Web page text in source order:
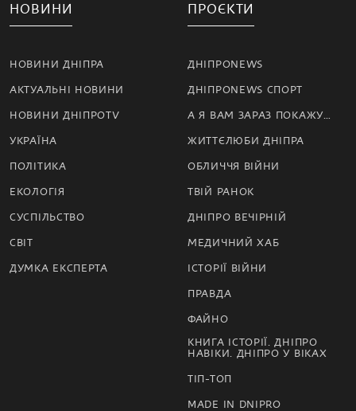
НОВИНИ
НОВИНИ ДНІПРА
АКТУАЛЬНІ НОВИНИ
НОВИНИ ДНІПРОTV
УКРАЇНА
ПОЛІТИКА
ЕКОЛОГІЯ
СУСПІЛЬСТВО
СВІТ
ДУМКА ЕКСПЕРТА
ПРОЄКТИ
ДНІПРОNEWS
ДНІПРОNEWS СПОРТ
А Я ВАМ ЗАРАЗ ПОКАЖУ…
ЖИТТЄЛЮБИ ДНІПРА
ОБЛИЧЧЯ ВІЙНИ
ТВІЙ РАНОК
ДНІПРО ВЕЧІРНІЙ
МЕДИЧНИЙ ХАБ
ІСТОРІЇ ВІЙНИ
ПРАВДА
ФАЙНО
КНИГА ІСТОРІЇ. ДНІПРО
НАВІКИ. ДНІПРО У ВІКАХ
ТІП-ТОП
MADE IN DNIPRO